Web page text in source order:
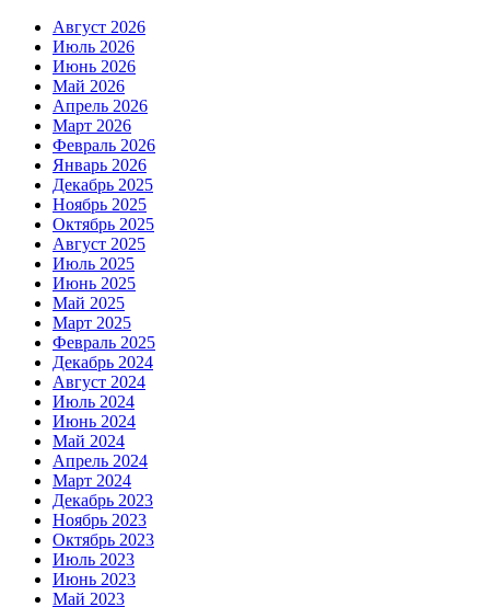
Август 2026
Июль 2026
Июнь 2026
Май 2026
Апрель 2026
Март 2026
Февраль 2026
Январь 2026
Декабрь 2025
Ноябрь 2025
Октябрь 2025
Август 2025
Июль 2025
Июнь 2025
Май 2025
Март 2025
Февраль 2025
Декабрь 2024
Август 2024
Июль 2024
Июнь 2024
Май 2024
Апрель 2024
Март 2024
Декабрь 2023
Ноябрь 2023
Октябрь 2023
Июль 2023
Июнь 2023
Май 2023